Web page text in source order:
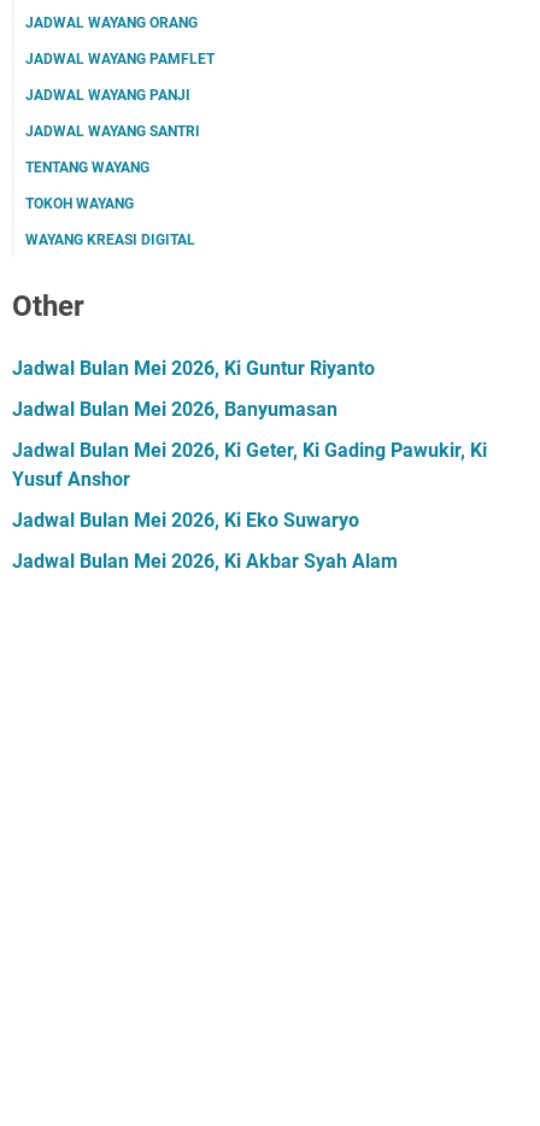
JADWAL WAYANG ORANG
JADWAL WAYANG PAMFLET
JADWAL WAYANG PANJI
JADWAL WAYANG SANTRI
TENTANG WAYANG
TOKOH WAYANG
WAYANG KREASI DIGITAL
Other
Jadwal Bulan Mei 2026, Ki Guntur Riyanto
Jadwal Bulan Mei 2026, Banyumasan
Jadwal Bulan Mei 2026, Ki Geter, Ki Gading Pawukir, Ki
Yusuf Anshor
Jadwal Bulan Mei 2026, Ki Eko Suwaryo
Jadwal Bulan Mei 2026, Ki Akbar Syah Alam